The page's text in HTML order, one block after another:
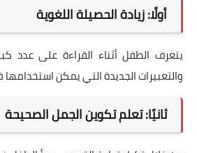
أولًا: زيادة الحصيلة اللغوية
يتعرف الطفل أثناء القراءة على عدد
والتعبيرات الجديدة التي يمكن استخدامها
ثانيًا: تعلم تكوين الجمل الصحيحة